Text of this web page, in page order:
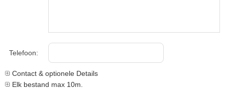
Telefoon:
Contact & optionele Details
Elk bestand max 10m.